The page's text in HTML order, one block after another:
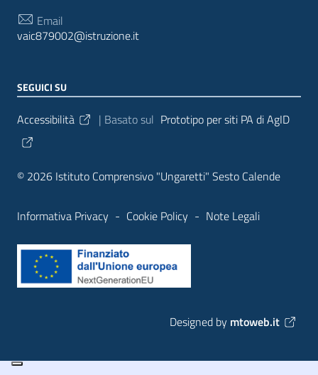
Email
vaic879002@istruzione.it
SEGUICI SU
Sezione Link Utili
Accessibilità | Basato sul Prototipo per siti PA di AgID
© 2026 Istituto Comprensivo "Ungaretti" Sesto Calende
Informativa Privacy - Cookie Policy - Note Legali
Designed by mtoweb.it